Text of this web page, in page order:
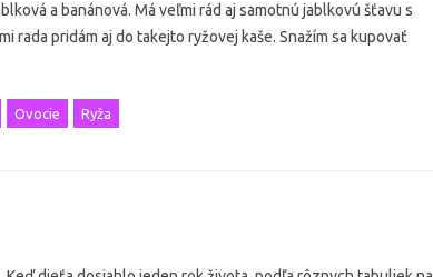
a banánová. Má veľmi rád aj samotnú jablkovú šťavu s
rada pridám aj do takejto ryžovej kaše. Snažím sa kupovať
Ovocie Ryža